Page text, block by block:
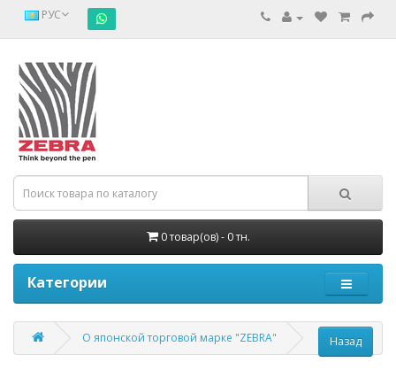
РУС
0 товар(ов) - 0 тн.
Категории
О японской торговой марке "ZEBRA"